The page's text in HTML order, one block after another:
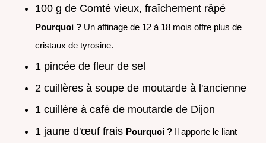
100 g de Comté vieux, fraîchement râpé
Pourquoi ? Un affinage de 12 à 18 mois offre plus de
cristaux de tyrosine.
1 pincée de fleur de sel
2 cuillères à soupe de moutarde à l'ancienne
1 cuillère à café de moutarde de Dijon
1 jaune d'œuf frais Pourquoi ? Il apporte le liant